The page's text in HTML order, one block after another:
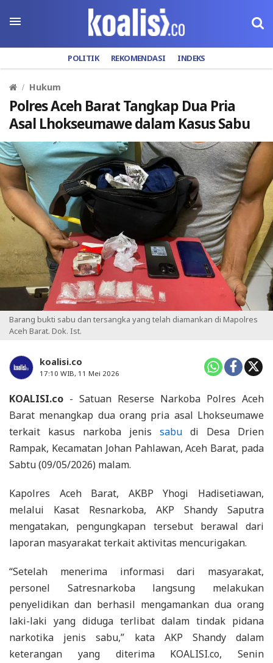
POLITIK REKOMENDASI INDEKS
Hukum
Polres Aceh Barat Tangkap Dua Pria
Asal Lhokseumawe dalam Kasus Sabu
Barang bukti sabu dan tersangka yang telah diamankan di Mapolres
Aceh Barat. Dok. Ist.
koalisi.co
17:10 WIB, 11 Mei 2026
KOALISI.co - Satuan Reserse Narkoba Polres Aceh
Barat menangkap dua orang pria asal Lhokseumawe
terkait kasus narkoba jenis sabu di Desa Drien
Rampak, Kecamatan Johan Pahlawan, Aceh Barat, pada
Sabtu (09/05/2026) malam.
Kapolres Aceh Barat, AKBP Yhogi Hadisetiawan,
melalui Kasat Resnarkoba, AKP Shandy Saputra
mengatakan, pengungkapan tersebut berawal dari
laporan masyarakat terkait aktivitas mencurigakan.
“Setelah menerima informasi dari masyarakat,
personel Satresnarkoba langsung melakukan
penyelidikan dan berhasil mengamankan dua orang
laki-laki yang diduga terlibat dalam tindak pidana
narkotika jenis sabu,” kata AKP Shandy dalam
keterangan yang diterima KOALISI.co, Senin